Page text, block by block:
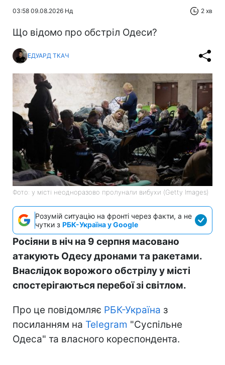
03:58 09.08.2026 Нд 2 хв
Що відомо про обстріл Одеси?
ЕДУАРД ТКАЧ
Фото: у місті неодноразово пролунали вибухи (Getty Images)
Розумій ситуацію на фронті через факти, а не
чутки з РБК-Україна у Google
Росіяни в ніч на 9 серпня масовано
атакують Одесу дронами та ракетами.
Внаслідок ворожого обстрілу у місті
спостерігаються перебої зі світлом.
Про це повідомляє РБК-Україна з
посиланням на Telegram "Суспільне
Одеса" та власного кореспондента.